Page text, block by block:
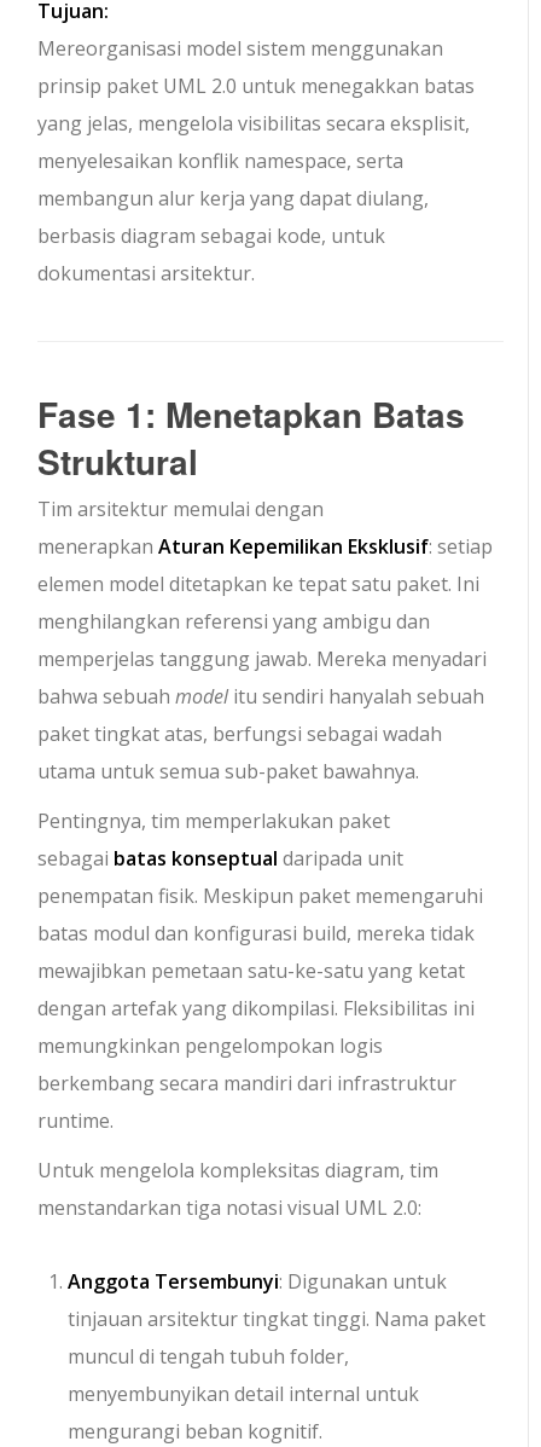
Tujuan:
Mereorganisasi model sistem menggunakan
prinsip paket UML 2.0 untuk menegakkan batas
yang jelas, mengelola visibilitas secara eksplisit,
menyelesaikan konflik namespace, serta
membangun alur kerja yang dapat diulang,
berbasis diagram sebagai kode, untuk
dokumentasi arsitektur.
Fase 1: Menetapkan Batas
Struktural
Tim arsitektur memulai dengan
menerapkanAturan Kepemilikan Eksklusif: setiap
elemen model ditetapkan ke tepat satu paket. Ini
menghilangkan referensi yang ambigu dan
memperjelas tanggung jawab. Mereka menyadari
bahwa sebuahmodelitu sendiri hanyalah sebuah
paket tingkat atas, berfungsi sebagai wadah
utama untuk semua sub-paket bawahnya.
Pentingnya, tim memperlakukan paket
sebagai batas konseptual daripada unit
penempatan fisik. Meskipun paket memengaruhi
batas modul dan konfigurasi build, mereka tidak
mewajibkan pemetaan satu-ke-satu yang ketat
dengan artefak yang dikompilasi. Fleksibilitas ini
memungkinkan pengelompokan logis
berkembang secara mandiri dari infrastruktur
runtime.
Untuk mengelola kompleksitas diagram, tim
menstandarkan tiga notasi visual UML 2.0:
Anggota Tersembunyi: Digunakan untuk
tinjauan arsitektur tingkat tinggi. Nama paket
muncul di tengah tubuh folder,
menyembunyikan detail internal untuk
mengurangi beban kognitif.